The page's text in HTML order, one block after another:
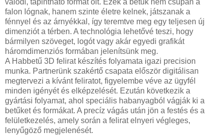
falon lógnak, hanem szinte életre kelnek, játszanak a
fénnyel és az árnyékkal, így teremtve meg egy teljesen új
dimenziót a térben. A technológia lehetővé teszi, hogy
bármilyen szöveget, logót vagy akár egyedi grafikát
háromdimenziós formában jelenítsünk meg.
A Habbetű 3D felirat készítés folyamata igazi precision
munka. Partnerünk szakértő csapata először digitálisan
megtervezi a kívánt feliratot, figyelembe véve az ügyfél
minden igényét és elképzelését. Ezután következik a
gyártási folyamat, ahol speciális habanyagból vágják ki a
betűket és formákat. A precíz vágás után jön a festés és a
felületkezelés, amely során a felirat elnyeri végleges,
lenyűgöző megjelenését.